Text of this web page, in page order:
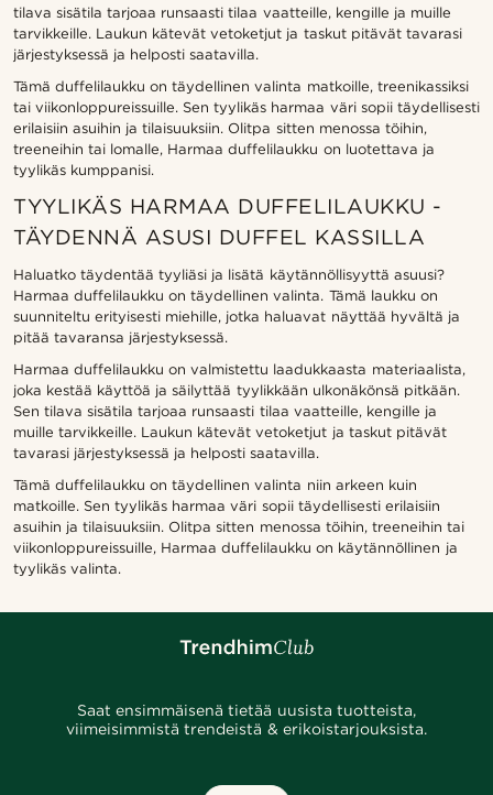
tilava sisätila tarjoaa runsaasti tilaa vaatteille, kengille ja muille
tarvikkeille. Laukun kätevät vetoketjut ja taskut pitävät tavarasi
järjestyksessä ja helposti saatavilla.
Tämä duffelilaukku on täydellinen valinta matkoille, treenikassiksi
tai viikonloppureissuille. Sen tyylikäs harmaa väri sopii täydellisesti
erilaisiin asuihin ja tilaisuuksiin. Olitpa sitten menossa töihin,
treeneihin tai lomalle, Harmaa duffelilaukku on luotettava ja
tyylikäs kumppanisi.
TYYLIKÄS HARMAA DUFFELILAUKKU -
TÄYDENNÄ ASUSI DUFFEL KASSILLA
Haluatko täydentää tyyliäsi ja lisätä käytännöllisyyttä asuusi?
Harmaa duffelilaukku on täydellinen valinta. Tämä laukku on
suunniteltu erityisesti miehille, jotka haluavat näyttää hyvältä ja
pitää tavaransa järjestyksessä.
Harmaa duffelilaukku on valmistettu laadukkaasta materiaalista,
joka kestää käyttöä ja säilyttää tyylikkään ulkonäkönsä pitkään.
Sen tilava sisätila tarjoaa runsaasti tilaa vaatteille, kengille ja
muille tarvikkeille. Laukun kätevät vetoketjut ja taskut pitävät
tavarasi järjestyksessä ja helposti saatavilla.
Tämä duffelilaukku on täydellinen valinta niin arkeen kuin
matkoille. Sen tyylikäs harmaa väri sopii täydellisesti erilaisiin
asuihin ja tilaisuuksiin. Olitpa sitten menossa töihin, treeneihin tai
viikonloppureissuille, Harmaa duffelilaukku on käytännöllinen ja
tyylikäs valinta.
Saat ensimmäisenä tietää uusista tuotteista,
viimeisimmistä trendeistä & erikoistarjouksista.